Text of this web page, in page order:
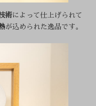
術によって仕上げられて
が込められた逸品です。